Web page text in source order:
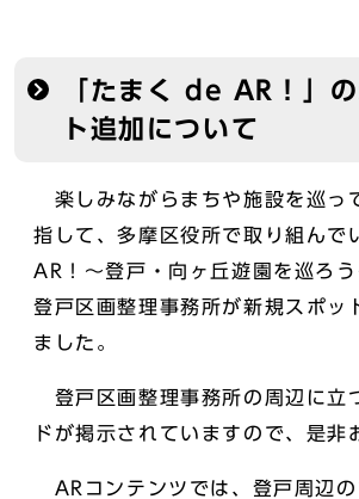
「たまく de AR！」
ト追加について
楽しみながらまちや施設を巡っ
指して、多摩区役所で取り組んで
AR！～登戸・向ヶ丘遊園を巡ろう
登戸区画整理事務所が新規スポッ
ました。
登戸区画整理事務所の周辺に立
ドが掲示されていますので、是非
ARコンテンツでは、登戸周辺の